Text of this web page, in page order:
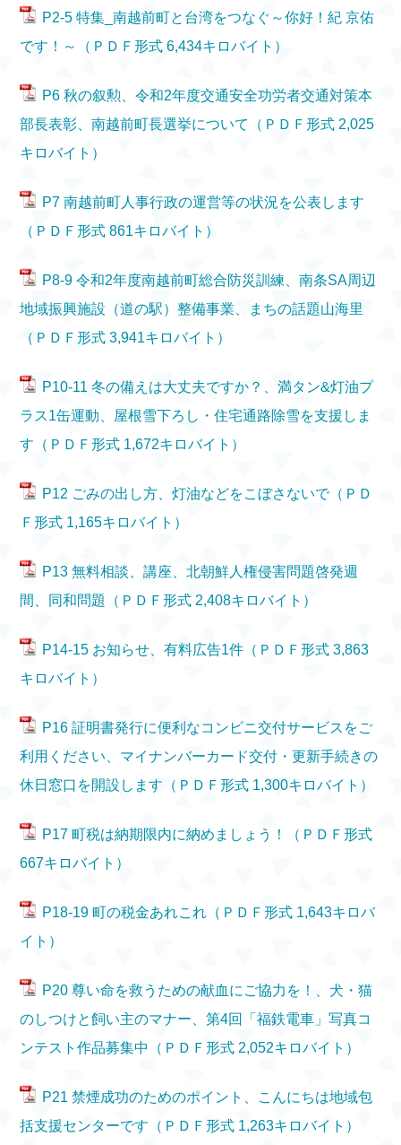
P2-5 特集_南越前町と台湾をつなぐ～你好！紀 京佑
です！～（ＰＤＦ形式 6,434キロバイト）
P6 秋の叙勲、令和2年度交通安全功労者交通対策本
部長表彰、南越前町長選挙について（ＰＤＦ形式 2,025
キロバイト）
P7 南越前町人事行政の運営等の状況を公表します
（ＰＤＦ形式 861キロバイト）
P8-9 令和2年度南越前町総合防災訓練、南条SA周辺
地域振興施設（道の駅）整備事業、まちの話題山海里
（ＰＤＦ形式 3,941キロバイト）
P10-11 冬の備えは大丈夫ですか？、満タン&灯油プ
ラス1缶運動、屋根雪下ろし・住宅通路除雪を支援しま
す（ＰＤＦ形式 1,672キロバイト）
P12 ごみの出し方、灯油などをこぼさないで（ＰＤ
Ｆ形式 1,165キロバイト）
P13 無料相談、講座、北朝鮮人権侵害問題啓発週
間、同和問題（ＰＤＦ形式 2,408キロバイト）
P14-15 お知らせ、有料広告1件（ＰＤＦ形式 3,863
キロバイト）
P16 証明書発行に便利なコンビニ交付サービスをご
利用ください、マイナンバーカード交付・更新手続きの
休日窓口を開設します（ＰＤＦ形式 1,300キロバイト）
P17 町税は納期限内に納めましょう！（ＰＤＦ形式
667キロバイト）
P18-19 町の税金あれこれ（ＰＤＦ形式 1,643キロバ
イト）
P20 尊い命を救うための献血にご協力を！、犬・猫
のしつけと飼い主のマナー、第4回「福鉄電車」写真コ
ンテスト作品募集中（ＰＤＦ形式 2,052キロバイト）
P21 禁煙成功のためのポイント、こんにちは地域包
括支援センターです（ＰＤＦ形式 1,263キロバイト）